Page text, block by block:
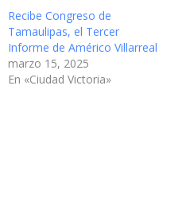
Recibe Congreso de
Tamaulipas, el Tercer
Informe de Américo Villarreal
marzo 15, 2025
En «Ciudad Victoria»